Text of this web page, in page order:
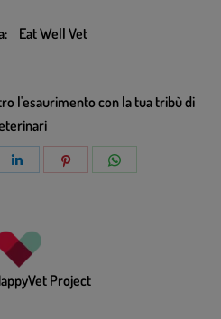
Eat Well Vet
l'esaurimento con la tua tribù di
Project